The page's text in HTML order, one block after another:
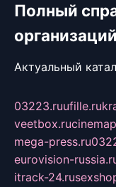
Полный
организаций
Актуальный
03223.ruufille.ru
veetbox.ru
mega-press.ru
eurovision-
itrack-24.ru